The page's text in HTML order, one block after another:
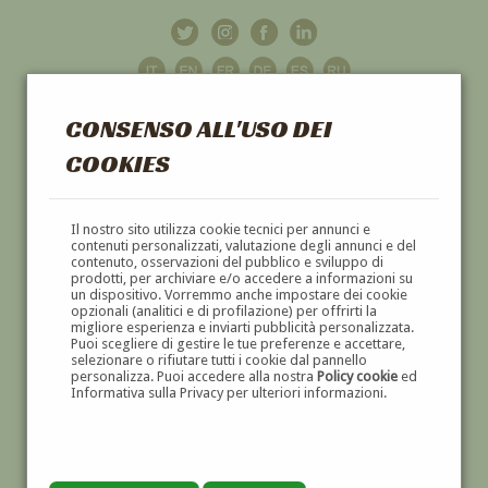
CONSENSO ALL'USO DEI
COOKIES
Il nostro sito utilizza cookie tecnici per annunci e
contenuti personalizzati, valutazione degli annunci e del
contenuto, osservazioni del pubblico e sviluppo di
prodotti, per archiviare e/o accedere a informazioni su
un dispositivo. Vorremmo anche impostare dei cookie
opzionali (analitici e di profilazione) per offrirti la
migliore esperienza e inviarti pubblicità personalizzata.
Puoi scegliere di gestire le tue preferenze e accettare,
selezionare o rifiutare tutti i cookie dal pannello
personalizza. Puoi accedere alla nostra Policy cookieed
Informativa sulla Privacy per ulteriori informazioni.
GALLERIAD'ARTE
DIPINTI E SCULTURE '800 E '900